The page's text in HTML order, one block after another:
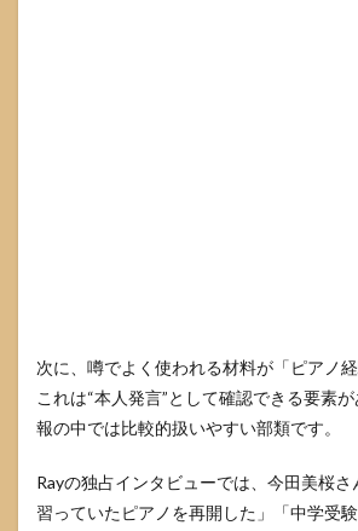
スト
9
今田
美桜
家と
金持
次に、噂でよく使われる材料が「ピアノ経
これは“本人発言”として確認できる要素
報の中では比較的扱いやすい部類です。
Rayの独占インタビューでは、今田美桜
習っていたピアノを再開した」「中学受